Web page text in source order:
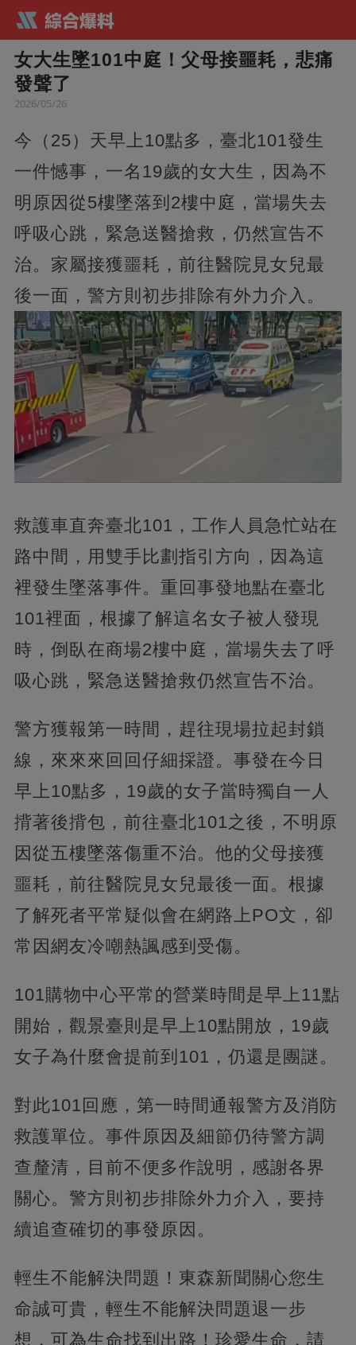
女大生墜101中庭！父母接噩耗，悲痛
發聲了
2026/05/26
今（25）天早上10點多，臺北101發生
一件憾事，一名19歲的女大生，因為不
明原因從5樓墜落到2樓中庭，當場失去
呼吸心跳，緊急送醫搶救，仍然宣告不
治。家屬接獲噩耗，前往醫院見女兒最
後一面，警方則初步排除有外力介入。
救護車直奔臺北101，工作人員急忙站在
路中間，用雙手比劃指引方向，因為這
裡發生墜落事件。重回事發地點在臺北
101裡面，根據了解這名女子被人發現
時，倒臥在商場2樓中庭，當場失去了呼
吸心跳，緊急送醫搶救仍然宣告不治。
警方獲報第一時間，趕往現場拉起封鎖
線，來來來回回仔細採證。事發在今日
早上10點多，19歲的女子當時獨自一人
揹著後揹包，前往臺北101之後，不明原
因從五樓墜落傷重不治。他的父母接獲
噩耗，前往醫院見女兒最後一面。根據
了解死者平常疑似會在網路上PO文，卻
常因網友冷嘲熱諷感到受傷。
101購物中心平常的營業時間是早上11點
開始，觀景臺則是早上10點開放，19歲
女子為什麼會提前到101，仍還是團謎。
對此101回應，第一時間通報警方及消防
救護單位。事件原因及細節仍待警方調
查釐清，目前不便多作說明，感謝各界
關心。警方則初步排除外力介入，要持
續追查確切的事發原因。
輕生不能解決問題！東森新聞關心您生
命誠可貴，輕生不能解決問題退一步
想，可為生命找到出路！珍愛生命，請